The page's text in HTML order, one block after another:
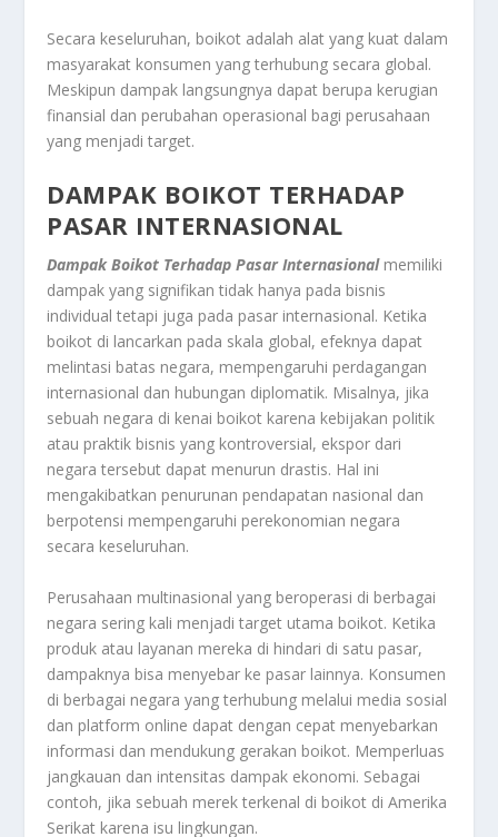
Secara keseluruhan, boikot adalah alat yang kuat dalam
masyarakat konsumen yang terhubung secara global.
Meskipun dampak langsungnya dapat berupa kerugian
finansial dan perubahan operasional bagi perusahaan
yang menjadi target.
DAMPAK BOIKOT TERHADAP
PASAR INTERNASIONAL
Dampak Boikot Terhadap Pasar Internasional memiliki
dampak yang signifikan tidak hanya pada bisnis
individual tetapi juga pada pasar internasional. Ketika
boikot di lancarkan pada skala global, efeknya dapat
melintasi batas negara, mempengaruhi perdagangan
internasional dan hubungan diplomatik. Misalnya, jika
sebuah negara di kenai boikot karena kebijakan politik
atau praktik bisnis yang kontroversial, ekspor dari
negara tersebut dapat menurun drastis. Hal ini
mengakibatkan penurunan pendapatan nasional dan
berpotensi mempengaruhi perekonomian negara
secara keseluruhan.
Perusahaan multinasional yang beroperasi di berbagai
negara sering kali menjadi target utama boikot. Ketika
produk atau layanan mereka di hindari di satu pasar,
dampaknya bisa menyebar ke pasar lainnya. Konsumen
di berbagai negara yang terhubung melalui media sosial
dan platform online dapat dengan cepat menyebarkan
informasi dan mendukung gerakan boikot. Memperluas
jangkauan dan intensitas dampak ekonomi. Sebagai
contoh, jika sebuah merek terkenal di boikot di Amerika
Serikat karena isu lingkungan.